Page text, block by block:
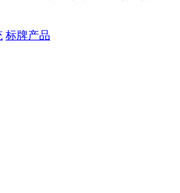
标牌产品